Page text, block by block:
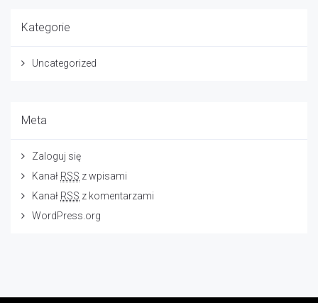
Kategorie
Uncategorized
Meta
Zaloguj się
Kanał RSS z wpisami
Kanał RSS z komentarzami
WordPress.org